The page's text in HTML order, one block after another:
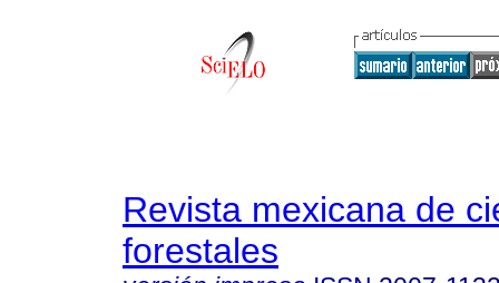
Revista mexicana de
forestales